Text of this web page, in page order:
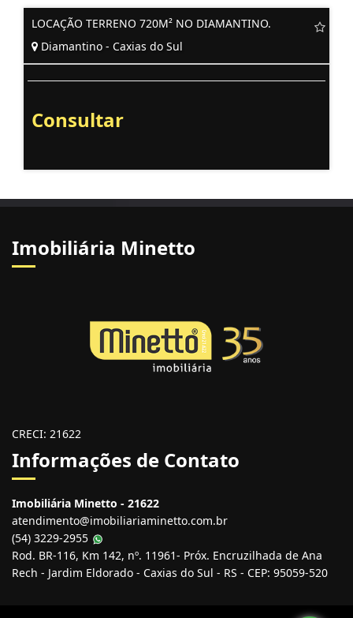
LOCAÇÃO TERRENO 720M² NO DIAMANTINO.
Diamantino - Caxias do Sul
Consultar
Imobiliária Minetto
CRECI: 21622
Informações de Contato
Imobiliária Minetto - 21622
atendimento@imobiliariaminetto.com.br
(54) 3229-2955
Rod. BR-116, Km 142, nº. 11961- Próx. Encruzilhada de Ana
Rech - Jardim Eldorado - Caxias do Sul - RS - CEP: 95059-520